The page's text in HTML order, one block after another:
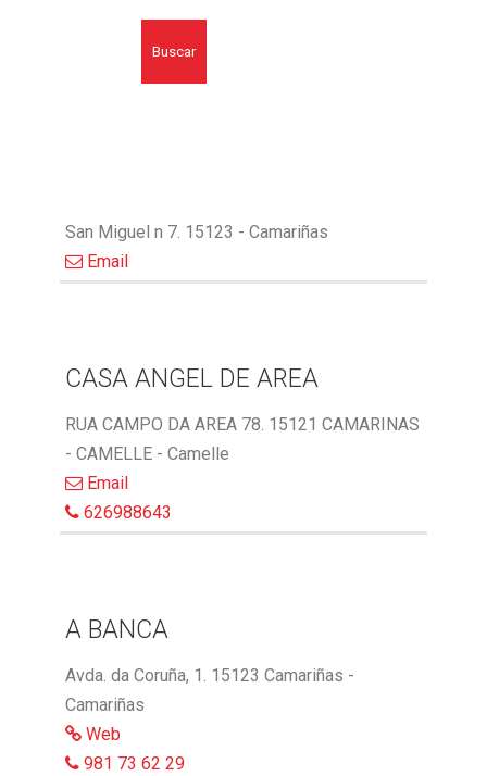
Buscar
San Miguel n 7. 15123 - Camariñas
Email
CASA ANGEL DE AREA
RUA CAMPO DA AREA 78. 15121 CAMARINAS
- CAMELLE - Camelle
Email
626988643
A BANCA
Avda. da Coruña, 1. 15123 Camariñas -
Camariñas
Web
981 73 62 29